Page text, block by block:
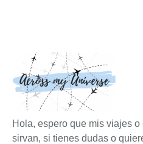
Hola, espero que mis viajes
sirvan, si tienes dudas o